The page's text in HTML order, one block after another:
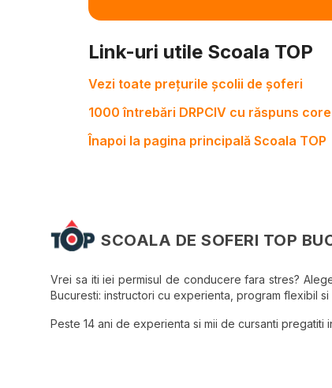
Link-uri utile Scoala TOP
Vezi toate prețurile școlii de șoferi
1000 întrebări DRPCIV cu răspuns
Înapoi la pagina principală Scoala TOP
SCOALA DE SOFERI TOP
Vrei sa iti iei permisul de conducere fara stres?
Bucuresti: instructori cu experienta, program flexibil si
Peste 14 ani de experienta si mii de cursanti pregatiti